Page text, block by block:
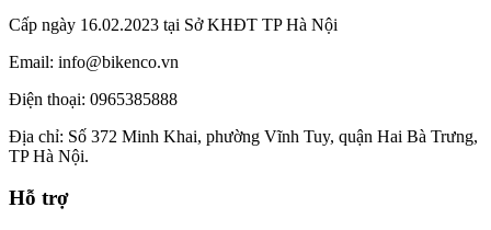
Cấp ngày 16.02.2023 tại Sở KHĐT TP Hà Nội
Email: info@bikenco.vn
Điện thoại: 0965385888
Địa chỉ: Số 372 Minh Khai, phường Vĩnh Tuy, quận Hai Bà Trưng,
TP Hà Nội.
Hỗ trợ